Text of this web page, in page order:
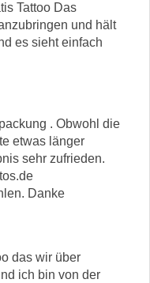
Tattoo Das
und hält
es sieht einfach
. Obwohl die
etwas länger
sehr zufrieden.
Danke
das wir über
ich bin von der